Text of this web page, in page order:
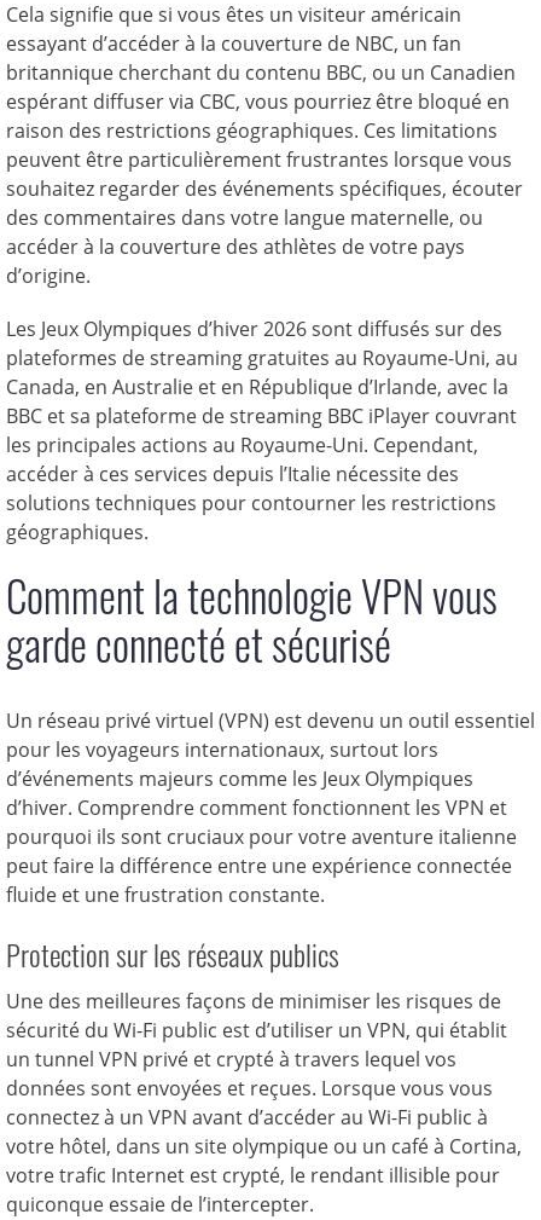
Cela signifie que si vous êtes un visiteur américain
essayant d’accéder à la couverture de NBC, un fan
britannique cherchant du contenu BBC, ou un Canadien
espérant diffuser via CBC, vous pourriez être bloqué en
raison des restrictions géographiques. Ces limitations
peuvent être particulièrement frustrantes lorsque vous
souhaitez regarder des événements spécifiques, écouter
des commentaires dans votre langue maternelle, ou
accéder à la couverture des athlètes de votre pays
d’origine.
Les Jeux Olympiques d’hiver 2026 sont diffusés sur des
plateformes de streaming gratuites au Royaume-Uni, au
Canada, en Australie et en République d’Irlande, avec la
BBC et sa plateforme de streaming BBC iPlayer couvrant
les principales actions au Royaume-Uni. Cependant,
accéder à ces services depuis l’Italie nécessite des
solutions techniques pour contourner les restrictions
géographiques.
Comment la technologie VPN vous
garde connecté et sécurisé
Un réseau privé virtuel (VPN) est devenu un outil essentiel
pour les voyageurs internationaux, surtout lors
d’événements majeurs comme les Jeux Olympiques
d’hiver. Comprendre comment fonctionnent les VPN et
pourquoi ils sont cruciaux pour votre aventure italienne
peut faire la différence entre une expérience connectée
fluide et une frustration constante.
Protection sur les réseaux publics
Une des meilleures façons de minimiser les risques de
sécurité du Wi-Fi public est d’utiliser un VPN, qui établit
un tunnel VPN privé et crypté à travers lequel vos
données sont envoyées et reçues. Lorsque vous vous
connectez à un VPN avant d’accéder au Wi-Fi public à
votre hôtel, dans un site olympique ou un café à Cortina,
votre trafic Internet est crypté, le rendant illisible pour
quiconque essaie de l’intercepter.